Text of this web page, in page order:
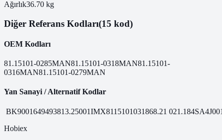
Ağırlık36.70 kg
Diğer Referans Kodları(15 kod)
OEM Kodları
81.15101-0285MAN81.15101-0318MAN81.15101-
0316MAN81.15101-0279MAN
Yan Sanayi / Alternatif Kodlar
BK9001649493813.25001IMX8115101031868.21 021.184
Hobiex